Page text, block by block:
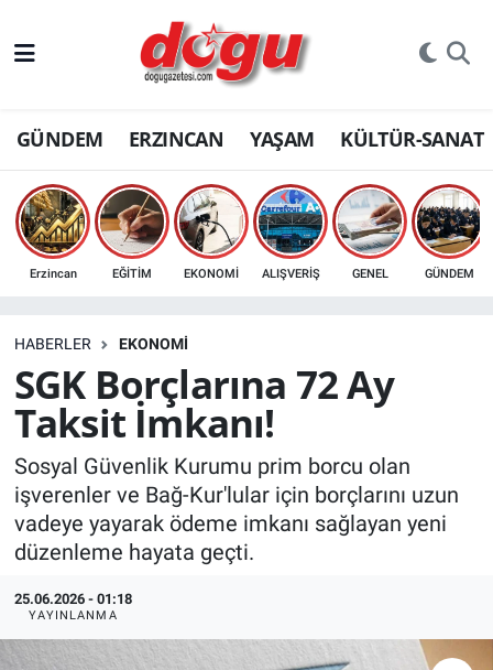
GÜNDEM ERZINCAN YAŞAM KÜLTÜR-SANAT
Erzincan EĞİTİM EKONOMİ ALIŞVERİŞ GENEL GÜNDEM
HABERLER EKONOMİ
SGK Borçlarına 72 Ay
Taksit İmkanı!
Sosyal Güvenlik Kurumu prim borcu olan
işverenler ve Bağ-Kur'lular için borçlarını uzun
vadeye yayarak ödeme imkanı sağlayan yeni
düzenleme hayata geçti.
25.06.2026 - 01:18
YAYINLANMA
ERZINCAN
GÜNDEM
ERZİNCAN FOTOĞRAFLARI
SAĞLIK
Bilim, teknoloji
GENEL
KÜLTÜR-SANAT
Yerel Haber
Politika